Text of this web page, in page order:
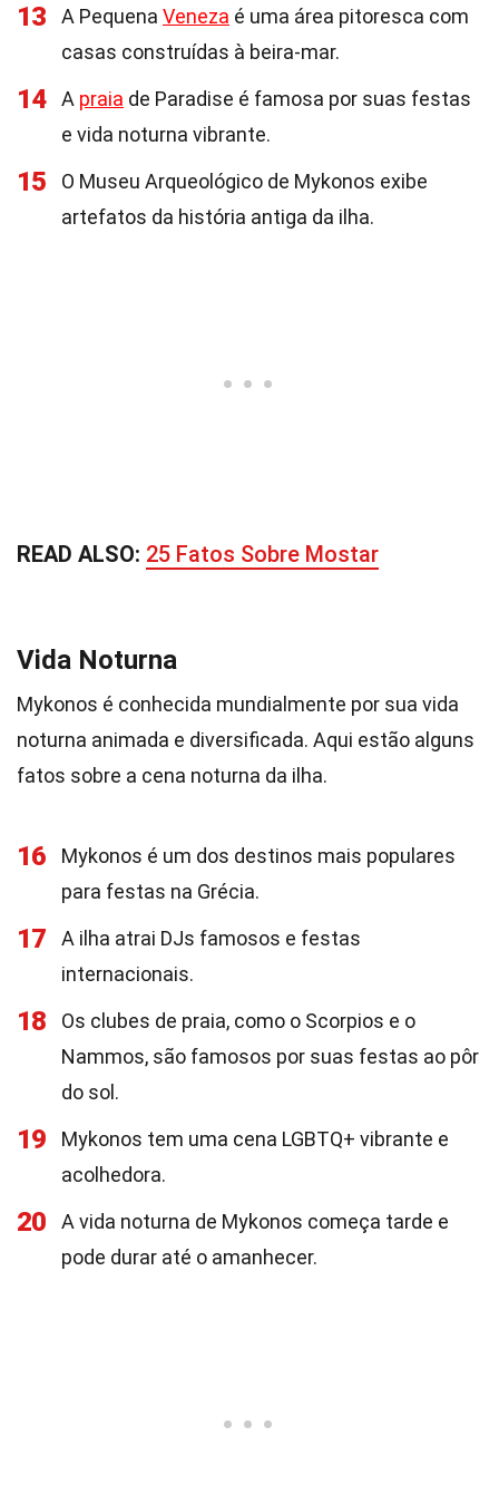
13 A Pequena Veneza é uma área pitoresca com
casas construídas à beira-mar.
14 A praia de Paradise é famosa por suas festas
e vida noturna vibrante.
15
O Museu Arqueológico de Mykonos exibe
artefatos da história antiga da ilha.
READ ALSO: 25 Fatos Sobre Mostar
Vida Noturna
Mykonos é conhecida mundialmente por sua vida
noturna animada e diversificada. Aqui estão alguns
fatos sobre a cena noturna da ilha.
16
Mykonos é um dos destinos mais populares
para festas na Grécia.
17
A ilha atrai DJs famosos e festas
internacionais.
18
Os clubes de praia, como o Scorpios e o
Nammos, são famosos por suas festas ao pôr
do sol.
19
Mykonos tem uma cena LGBTQ+ vibrante e
acolhedora.
20
A vida noturna de Mykonos começa tarde e
pode durar até o amanhecer.